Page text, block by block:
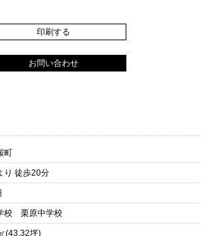
印刷する
お問い合わせ
町
り 徒歩20分
校 栗原中学校
(43.32坪)